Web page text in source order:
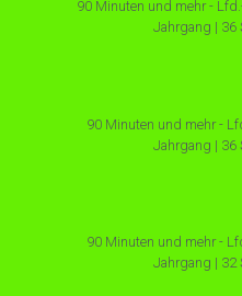
90 Minuten und mehr -
Jahrgang | 36
90 Minuten und mehr -
Jahrgang | 36
90 Minuten und mehr -
Jahrgang | 32